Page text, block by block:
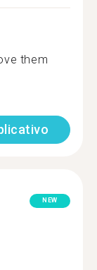
them
NEW